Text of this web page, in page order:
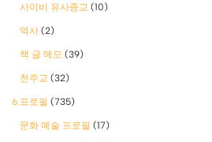
사이비 유사종교 (10)
역사 (2)
책 글 메모 (39)
천주교 (32)
6 프로필 (735)
문화 예술 프로필 (17)